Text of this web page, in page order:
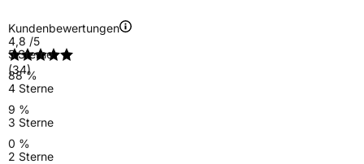
Kundenbewertungen
4,8 /5
(34)
5 Sterne
88 %
4 Sterne
9 %
3 Sterne
0 %
2 Sterne